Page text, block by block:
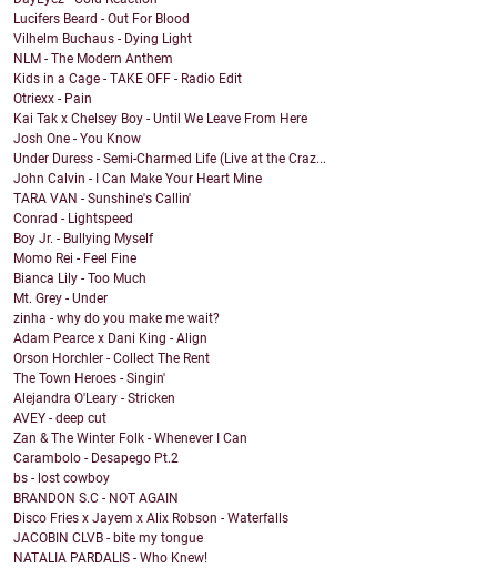
Lucifers Beard - Out For Blood
Vilhelm Buchaus - Dying Light
NLM - The Modern Anthem
Kids in a Cage - TAKE OFF - Radio Edit
Otriexx - Pain
Kai Tak x Chelsey Boy - Until We Leave From Here
Josh One - You Know
Under Duress - Semi-Charmed Life (Live at the Craz...
John Calvin - I Can Make Your Heart Mine
TARA VAN - Sunshine's Callin'
Conrad - Lightspeed
Boy Jr. - Bullying Myself
Momo Rei - Feel Fine
Bianca Lily - Too Much
Mt. Grey - Under
zinha - why do you make me wait?
Adam Pearce x Dani King - Align
Orson Horchler - Collect The Rent
The Town Heroes - Singin'
Alejandra O'Leary - Stricken
AVEY - deep cut
Zan & The Winter Folk - Whenever I Can
Carambolo - Desapego Pt.2
bs - lost cowboy
BRANDON S.C - NOT AGAIN
Disco Fries x Jayem x Alix Robson - Waterfalls
JACOBIN CLVB - bite my tongue
NATALIA PARDALIS - Who Knew!